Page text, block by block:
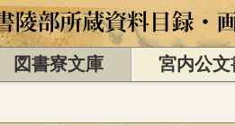
図書寮文庫 宮内公文